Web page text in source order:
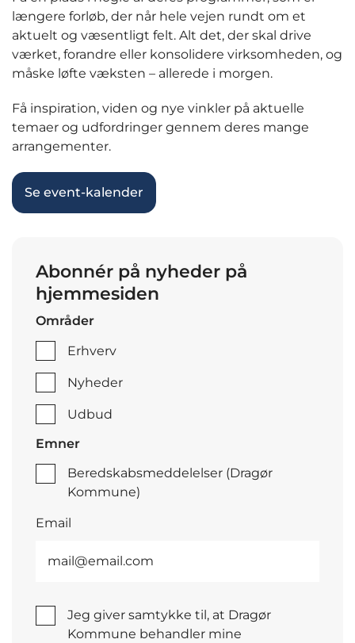
længere forløb, der når hele vejen rundt om et
aktuelt og væsentligt felt. Alt det, der skal drive
værket, forandre eller konsolidere virksomheden, og
måske løfte væksten – allerede i morgen.
Få inspiration, viden og nye vinkler på aktuelle
temaer og udfordringer gennem deres mange
arrangementer.
Se event-kalender
Abonnér på nyheder på
hjemmesiden
Områder
Erhverv
Nyheder
Udbud
Emner
Beredskabsmeddelelser (Dragør
Kommune)
Email
Jeg giver samtykke til, at Dragør
Kommune behandler mine